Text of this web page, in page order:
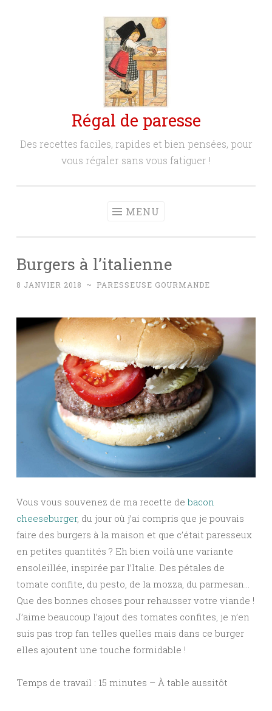
Régal de paresse
Des recettes faciles, rapides et bien pensées, pour
vous régaler sans vous fatiguer !
MENU
Burgers à l’italienne
8 JANVIER 2018 ~ PARESSEUSE GOURMANDE
Vous vous souvenez de ma recette de bacon
cheeseburger, du jour où j’ai compris que je pouvais
faire des burgers à la maison et que c’était paresseux
en petites quantités ? Eh bien voilà une variante
ensoleillée, inspirée par l’Italie. Des pétales de
tomate confite, du pesto, de la mozza, du parmesan…
Que des bonnes choses pour rehausser votre viande !
J’aime beaucoup l’ajout des tomates confites, je n’en
suis pas trop fan telles quelles mais dans ce burger
elles ajoutent une touche formidable !
Temps de travail : 15 minutes – À table aussitôt